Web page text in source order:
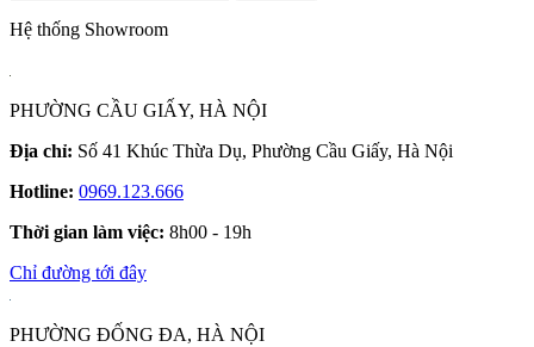
Hệ thống Showroom
PHƯỜNG CẦU GIẤY, HÀ NỘI
Địa chỉ: Số 41 Khúc Thừa Dụ, Phường Cầu Giấy, Hà Nội
Hotline: 0969.123.666
Thời gian làm việc: 8h00 - 19h
Chỉ đường tới đây
PHƯỜNG ĐỐNG ĐA, HÀ NỘI